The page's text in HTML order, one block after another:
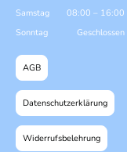
Samstag
08:00 – 16:00
Sonntag
Geschlossen
AGB
Datenschutzerklärung
Widerrufsbelehrung